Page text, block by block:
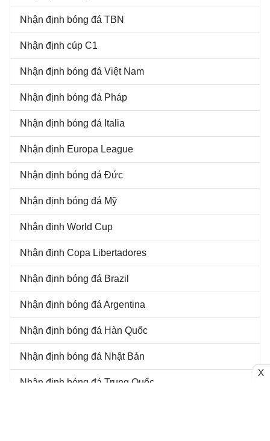
Nhận định bóng đá TBN
Nhận định cúp C1
Nhận định bóng đá Việt Nam
Nhận định bóng đá Pháp
Nhận định bóng đá Italia
Nhận định Europa League
Nhận định bóng đá Đức
Nhận định bóng đá Mỹ
Nhận định World Cup
Nhận định Copa Libertadores
Nhận định bóng đá Brazil
Nhận định bóng đá Argentina
Nhận định bóng đá Hàn Quốc
Nhận định bóng đá Nhật Bản
Nhận định bóng đá Trung Quốc
X